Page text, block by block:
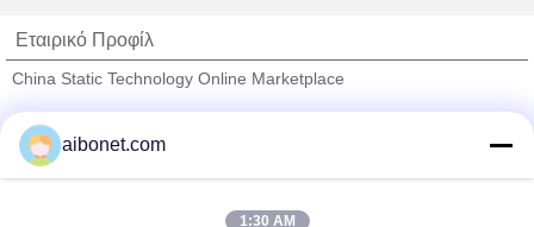
Εταιρικό Προφίλ
China Static Technology Online Marketplace
Trust Seal
aibonet.com
1:30 AM